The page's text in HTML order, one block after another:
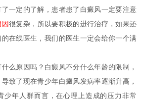
一定的了解，患者患了白癜风一定要注意
因很复杂，所以要积极的进行治疗，如果还
在线医生，我们的医生一定会给你一个满
么原因吗？ 白癜风不分什么年龄的限制，
致了现在青少年白癜风发病率逐渐升高，
少年人群而言，在心理上造成的压力非常